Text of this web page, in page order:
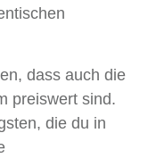
dass auch die
preiswert sind.
die du in